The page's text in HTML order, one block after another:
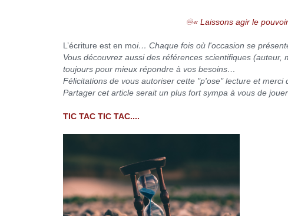
♾« Laissons agir le
L’écriture est en moi… Chaque fois où l'occasion se
Vous découvrez aussi des références scientifiques
toujours pour mieux répondre à vos besoins…
Félicitations de vous autoriser cette "p'ose" lecture et
Partager cet article serait un plus fort sympa à vous de jouer
TIC TAC TIC TAC....